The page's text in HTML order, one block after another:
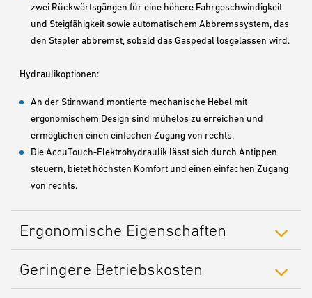
zwei Rückwärtsgängen für eine höhere Fahrgeschwindigkeit
und Steigfähigkeit sowie automatischem Abbremssystem, das
den Stapler abbremst, sobald das Gaspedal losgelassen wird.
Hydraulikoptionen:
An der Stirnwand montierte mechanische Hebel mit
ergonomischem Design sind mühelos zu erreichen und
ermöglichen einen einfachen Zugang von rechts.
Die AccuTouch-Elektrohydraulik lässt sich durch Antippen
steuern, bietet höchsten Komfort und einen einfachen Zugang
von rechts.
Ergonomische Eigenschaften
Geringere Betriebskosten